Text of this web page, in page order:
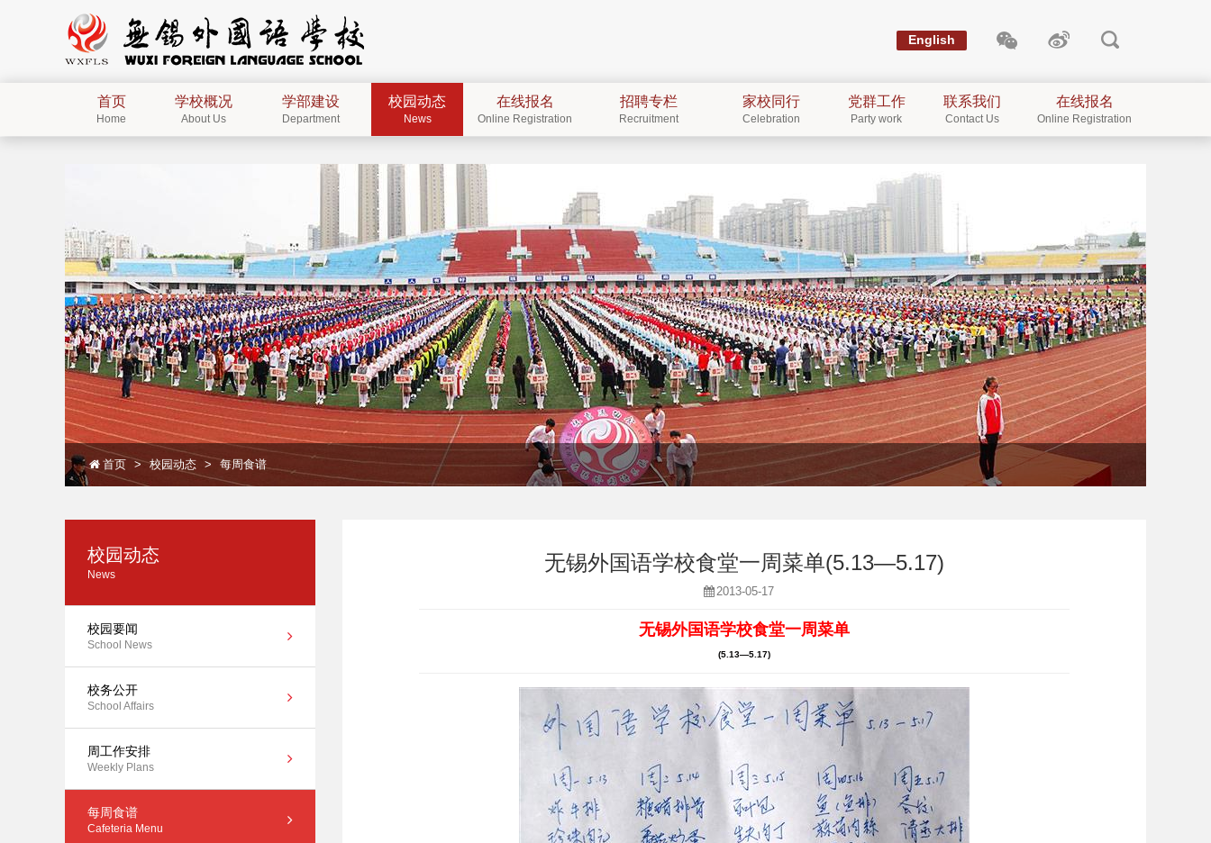
English
首页
Home
学校概况
About Us
学部建设
Department
校园动态
News
在线报名
Online Registration
招聘专栏
Recruitment
家校同行
Celebration
党群工作
Party work
联系我们
Contact Us
在线报名
Online Registration
首页 校园动态 每周食谱
校园动态
News
校园要闻
School News
校务公开
School Affairs
周工作安排
Weekly Plans
每周食谱
Cafeteria Menu
无锡外国语学校食堂一周菜单(5.13—5.17)
2013-05-17
无锡外国语学校食堂一周菜单
(5.13—5.17)